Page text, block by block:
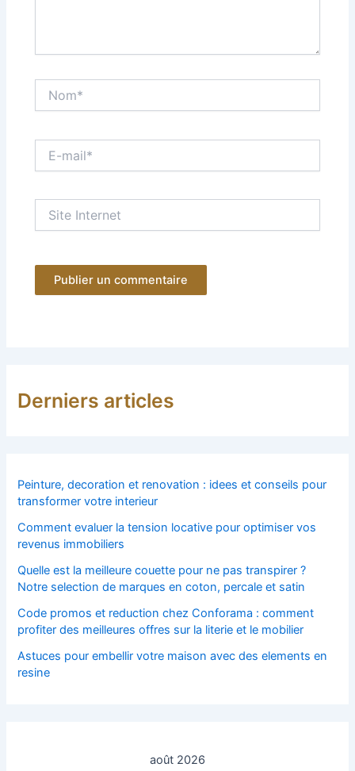
mail*
Internet
Derniers articles
Peinture, decoration et renovation : idees et conseils pour
transformer votre interieur
Comment evaluer la tension locative pour optimiser vos
revenus immobiliers
Quelle est la meilleure couette pour ne pas transpirer ?
Notre selection de marques en coton, percale et satin
Code promos et reduction chez Conforama : comment
profiter des meilleures offres sur la literie et le mobilier
Astuces pour embellir votre maison avec des elements en
resine
août 2026